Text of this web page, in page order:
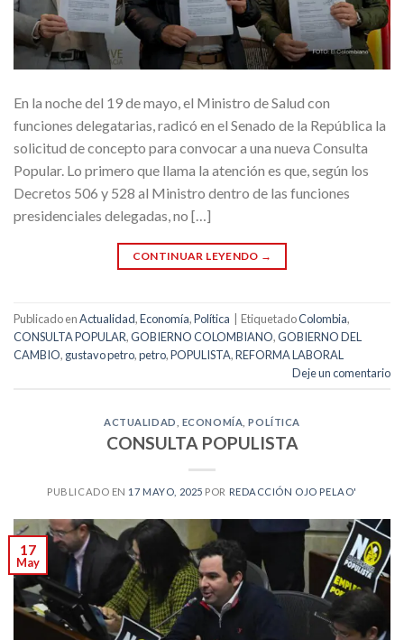
En la noche del 19 de mayo, el Ministro de Salud con
funciones delegatarias, radicó en el Senado de la República la
solicitud de concepto para convocar a una nueva Consulta
Popular. Lo primero que llama la atención es que, según los
Decretos 506 y 528 al Ministro dentro de las funciones
presidenciales delegadas, no […]
CONTINUAR LEYENDO →
Publicado enActualidad,Economía,Política EtiquetadoColombia,
CONSULTA POPULAR,GOBIERNO COLOMBIANO,GOBIERNO DEL
CAMBIO, gustavo petro,petro,POPULISTA,REFORMA LABORAL
Deje un comentario
ACTUALIDAD ECONOMÍA ,POLÍTICA
CONSULTA POPULISTA
PUBLICADO EN 17 MAYO, 2025 POR REDACCIÓN OJO PELAO'
17
May